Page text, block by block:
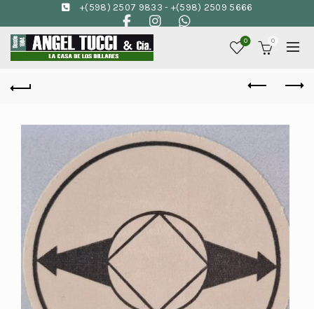
+(598) 2507 9833 - +(598) 2509 5666
0 0